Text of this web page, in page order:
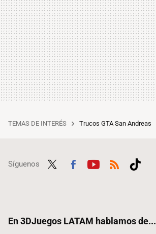
TEMAS DE INTERÉS Trucos GTA San Andreas
Síguenos
En 3DJuegos LATAM hablamos de...